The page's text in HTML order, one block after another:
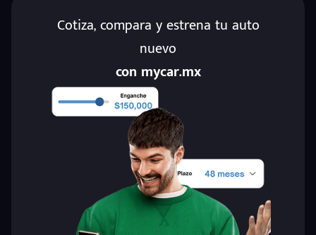
Cotiza, compara y estrena tu auto
nuevo
con mycar.mx